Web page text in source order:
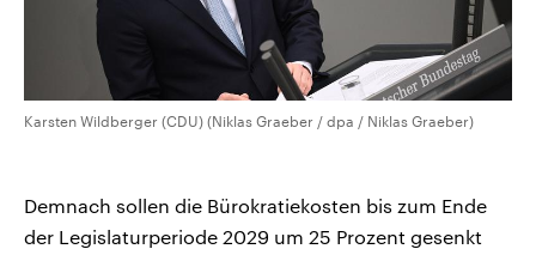
Karsten Wildberger (CDU) (Niklas Graeber / dpa / Niklas Graeber)
Demnach sollen die Bürokratiekosten bis zum Ende
der Legislaturperiode 2029 um 25 Prozent gesenkt